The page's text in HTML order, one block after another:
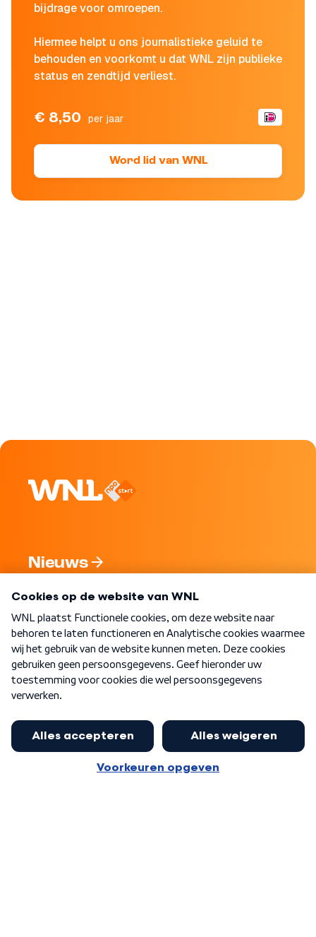
bijdrage voor omroepen.
Hiermee helpt u ons journalistieke geluid te
behouden en voorkomt u dat WNL zijn publieke
status en zendtijd verliest.
€ 8,50 per jaar
Word lid van WNL
Nieuws
Nieuwsbrief
Word Lid